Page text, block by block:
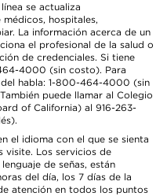
se actualiza
hospitales,
La información acerca de un
el profesional de la salud o
de credenciales. Si tiene
4000 (sin costo). Para
habla: 1-800-464-4000 (sin
puede llamar al Colegio
of California) al 916-263-
el idioma con el que se sienta
visite. Los servicios de
de señas, están
del día, los 7 días de la
atención en todos los puntos